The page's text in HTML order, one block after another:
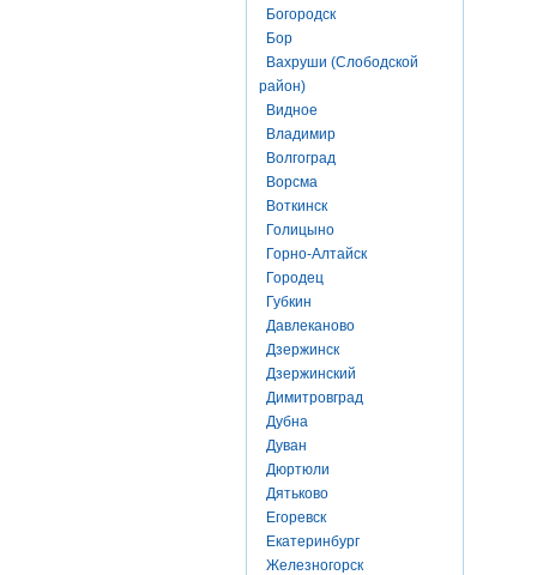
Богородск
Бор
Вахруши (Слободской
район)
Видное
Владимир
Волгоград
Ворсма
Воткинск
Голицыно
Горно-Алтайск
Городец
Губкин
Давлеканово
Дзержинск
Дзержинский
Димитровград
Дубна
Дуван
Дюртюли
Дятьково
Егоревск
Екатеринбург
Железногорск